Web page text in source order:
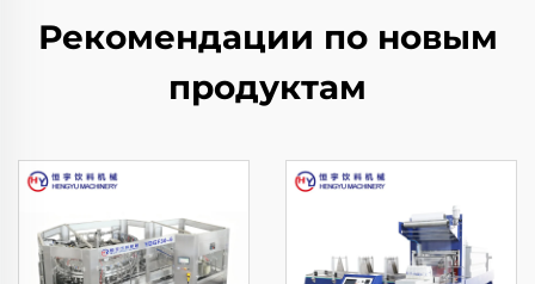
Рекомендации по новым
продуктам